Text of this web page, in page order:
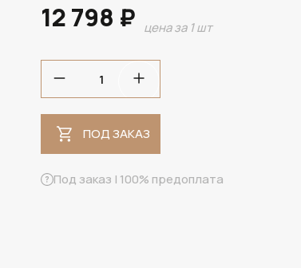
12 798 ₽ цена за 1 шт
ПОД ЗАКАЗ
Под заказ | 100% предоплата